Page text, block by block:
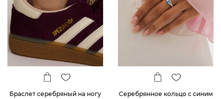
Браслет серебряный на ногу
Серебрянное кольцо с синим